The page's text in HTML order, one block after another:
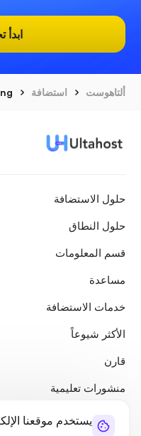
يستخدم موقعنا
ابدأ
ألتاهوست استضافة
حلول الاستضافة
حلول النطاق
قسم المعلومات
مساعدة
خدمات الاستضافة
الأكثر شيوعاً
قارن
منشورات تعليمية
من نحن